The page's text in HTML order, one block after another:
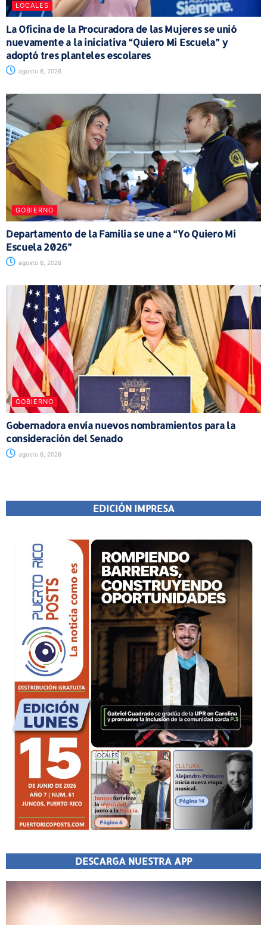
LOCALES
La Oficina de la Procuradora de las Mujeres se unió
nuevamente a la iniciativa “Quiero Mi Escuela” y
adoptó tres planteles escolares
agosto 6, 2026
GOBIERNO
Departamento de la Familia se une a “Yo Quiero Mi
Escuela 2026”
agosto 6, 2026
GOBIERNO
Gobernadora envía nuevos nombramientos para la
consideración del Senado
agosto 6, 2026
EDICIÓN IMPRESA
DESCARGA NUESTRA APP